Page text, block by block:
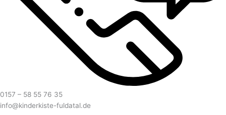
0157 – 58 55 76 35
info@kinderkiste-fuldatal.de